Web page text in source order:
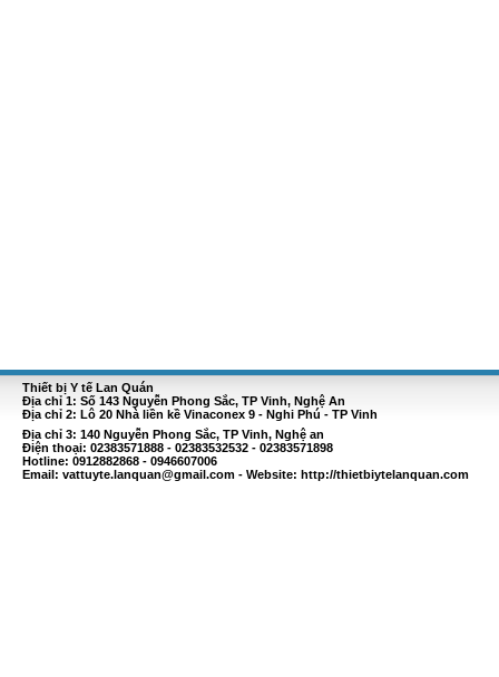
Thiết bị Y tế Lan Quán
Địa chỉ 1: Số 143 Nguyễn Phong Sắc, TP Vinh, Nghệ An
Địa chỉ 2: Lô 20 Nhà liền kề Vinaconex 9 - Nghi Phú - TP Vinh
Địa chỉ 3: 140 Nguyễn Phong Sắc, TP Vinh, Nghệ an
Điện thoại: 02383571888 - 02383532532 - 02383571898
Hotline: 0912882868 - 0946607006
Email: vattuyte.lanquan@gmail.com - Website: http://thietbiytelanquan.com